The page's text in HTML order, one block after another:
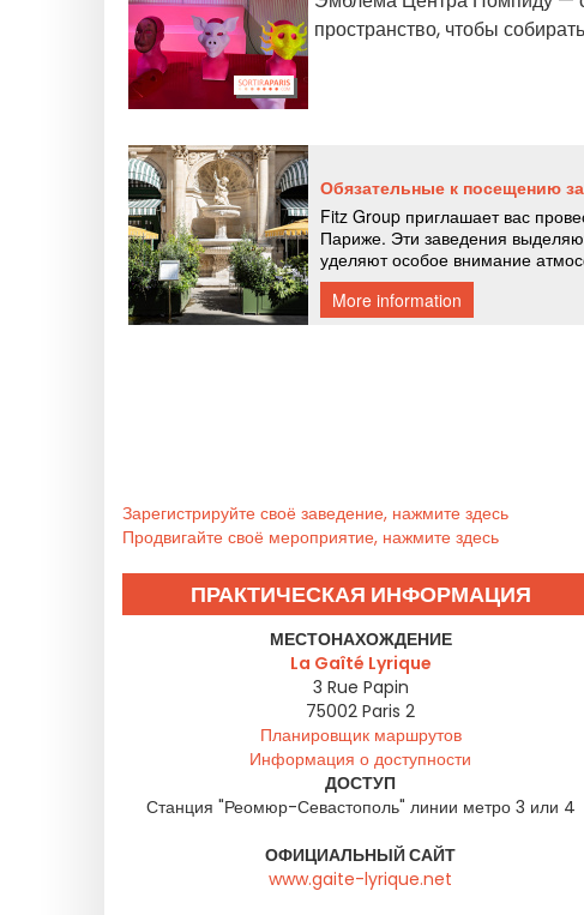
пространство, чтобы
Зарегистрируйте своё заведение, нажмите здесь
Продвигайте своё мероприятие, нажмите здесь
ПРАКТИЧЕСКАЯ ИНФОРМАЦИЯ
МЕСТОНАХОЖДЕНИЕ
La Gaîté Lyrique
3 Rue Papin
75002 Paris 2
Планировщик маршрутов
Информация о доступности
ДОСТУП
Станция "Реомюр-Севастополь" линии метро 3 или 4
ОФИЦИАЛЬНЫЙ САЙТ
www.gaite-lyrique.net